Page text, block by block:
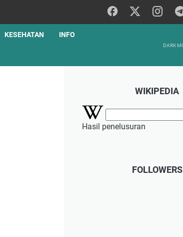
KESEHATAN INFO
WIKIPEDIA
Hasil penelusuran
FOLLOWERS